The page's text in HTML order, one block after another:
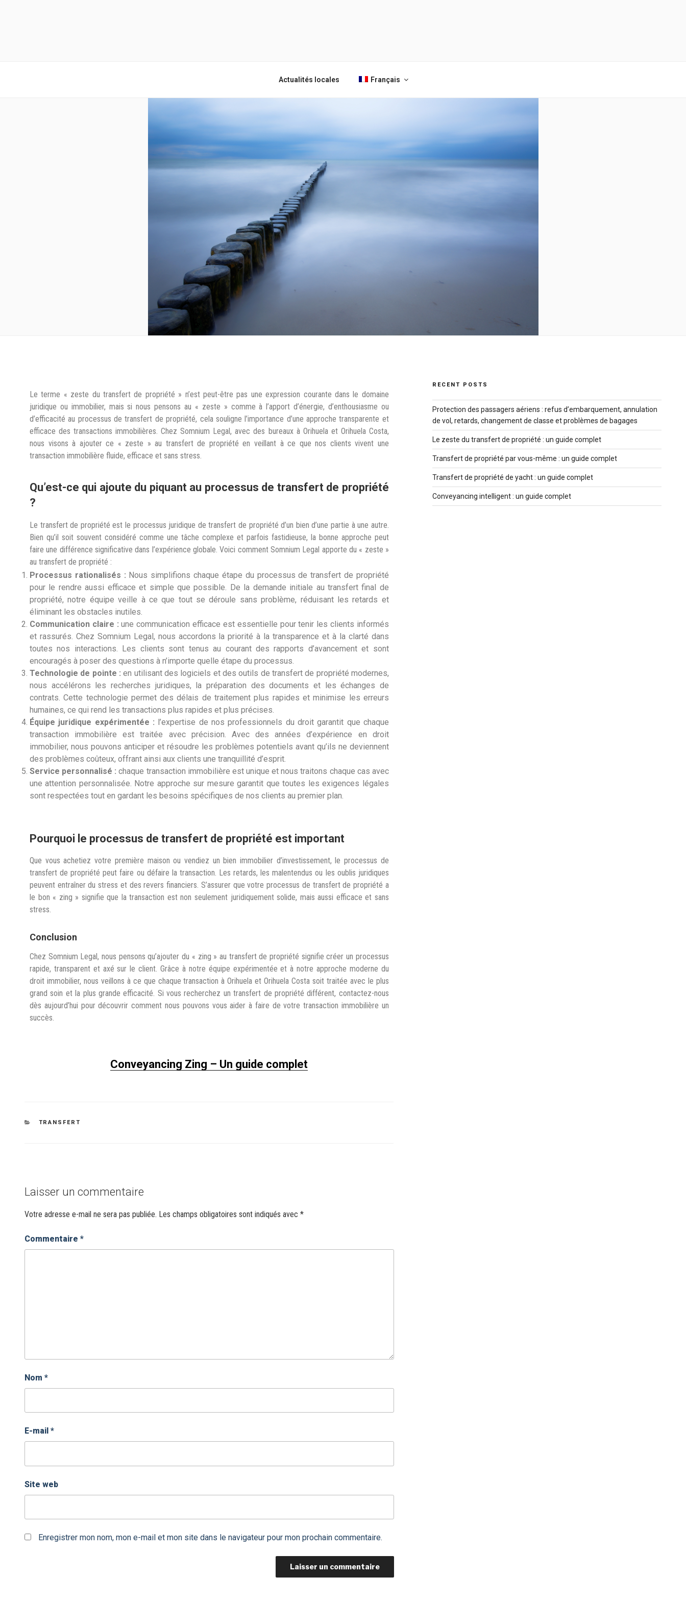
LEGAL
Actualités locales Français
Le terme « zeste du transfert de propriété » n’est peut-être pas une expression courante dans le domaine
juridique ou immobilier, mais si nous pensons au « zeste » comme à l’apport d’énergie, d’enthousiasme ou
d’efficacité au processus de transfert de propriété, cela souligne l’importance d’une approche transparente et
efficace des transactions immobilières. Chez Somnium Legal, avec des bureaux à Orihuela et Orihuela Costa,
nous visons à ajouter ce « zeste » au transfert de propriété en veillant à ce que nos clients vivent une
transaction immobilière fluide, efficace et sans stress.
Qu’est-ce qui ajoute du piquant au processus de transfert de propriété
?
Le transfert de propriété est le processus juridique de transfert de propriété d’un bien d’une partie à une autre.
Bien qu’il soit souvent considéré comme une tâche complexe et parfois fastidieuse, la bonne approche peut
faire une différence significative dans l’expérience globale. Voici comment Somnium Legal apporte du « zeste »
au transfert de propriété :
Processus rationalisés : Nous simplifions chaque étape du processus de transfert de propriété
pour le rendre aussi efficace et simple que possible. De la demande initiale au transfert final de
propriété, notre équipe veille à ce que tout se déroule sans problème, réduisant les retards et
éliminant les obstacles inutiles.
Communication claire : une communication efficace est essentielle pour tenir les clients informés
et rassurés. Chez Somnium Legal, nous accordons la priorité à la transparence et à la clarté dans
toutes nos interactions. Les clients sont tenus au courant des rapports d’avancement et sont
encouragés à poser des questions à n’importe quelle étape du processus.
Technologie de pointe : en utilisant des logiciels et des outils de transfert de propriété modernes,
nous accélérons les recherches juridiques, la préparation des documents et les échanges de
contrats. Cette technologie permet des délais de traitement plus rapides et minimise les erreurs
humaines, ce qui rend les transactions plus rapides et plus précises.
Équipe juridique expérimentée : l’expertise de nos professionnels du droit garantit que chaque
transaction immobilière est traitée avec précision. Avec des années d’expérience en droit
immobilier, nous pouvons anticiper et résoudre les problèmes potentiels avant qu’ils ne deviennent
des problèmes coûteux, offrant ainsi aux clients une tranquillité d’esprit.
Service personnalisé : chaque transaction immobilière est unique et nous traitons chaque cas avec
une attention personnalisée. Notre approche sur mesure garantit que toutes les exigences légales
sont respectées tout en gardant les besoins spécifiques de nos clients au premier plan.
Pourquoi le processus de transfert de propriété est important
Que vous achetiez votre première maison ou vendiez un bien immobilier d’investissement, le processus de
transfert de propriété peut faire ou défaire la transaction. Les retards, les malentendus ou les oublis juridiques
peuvent entraîner du stress et des revers financiers. S’assurer que votre processus de transfert de propriété a
le bon « zing » signifie que la transaction est non seulement juridiquement solide, mais aussi efficace et sans
stress.
Conclusion
Chez Somnium Legal, nous pensons qu’ajouter du « zing » au transfert de propriété signifie créer un processus
rapide, transparent et axé sur le client. Grâce à notre équipe expérimentée et à notre approche moderne du
droit immobilier, nous veillons à ce que chaque transaction à Orihuela et Orihuela Costa soit traitée avec le plus
grand soin et la plus grande efficacité. Si vous recherchez un transfert de propriété différent, contactez-nous
dès aujourd’hui pour découvrir comment nous pouvons vous aider à faire de votre transaction immobilière un
succès.
Conveyancing Zing – Un guide complet
TRANSFERT
Laisser un commentaire
Votre adresse e-mail ne sera pas publiée. Les champs obligatoires sont indiqués avec *
Commentaire *
Nom *
E-mail *
Site web
Enregistrer mon nom, mon e-mail et mon site dans le navigateur pour mon prochain commentaire.
RECENT POSTS
Protection des passagers aériens : refus d’embarquement, annulation
de vol, retards, changement de classe et problèmes de bagages
Le zeste du transfert de propriété : un guide complet
Transfert de propriété par vous-même : un guide complet
Transfert de propriété de yacht : un guide complet
Conveyancing intelligent : un guide complet